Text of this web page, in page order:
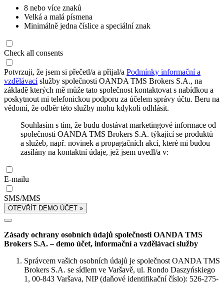
8 nebo více znaků
Velká a malá písmena
Minimálně jedna číslice a speciální znak
Check all consents
Potvrzuji, že jsem si přečetl/a a přijal/a Podmínky informační a
vzdělávacíslužby společnosti OANDA TMS Brokers S.A., na
základě kterých mě může tato společnost kontaktovat s nabídkou a
poskytnout mi telefonickou podporu za účelem správy účtu. Beru na
vědomí, že odběr této služby mohu kdykoli odhlásit.
Souhlasím s tím, že budu dostávat marketingové informace od
společnosti OANDA TMS Brokers S.A. týkající se produktů
a služeb, např. novinek a propagačních akcí, které mi budou
zasílány na kontaktní údaje, jež jsem uvedl/a v:
E-mailu
SMS/MMS
OTEVŘÍT DEMO ÚČET »
Zásady ochrany osobních údajů společnosti OANDA TMS
Brokers S.A. – demo účet, informační a vzdělávací služby
Správcem vašich osobních údajů je společnost OANDA TMS
Brokers S.A. se sídlem ve Varšavě, ul. Rondo Daszyńskiego
1, 00-843 Varšava, NIP (daňové identifikační číslo): 526-275-